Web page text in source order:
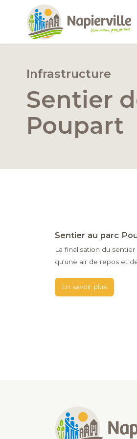
Infrastructure
Sentier
Poupart
Sentier au parc
La finalisation du
qu'une air de repos et
En savoir plus